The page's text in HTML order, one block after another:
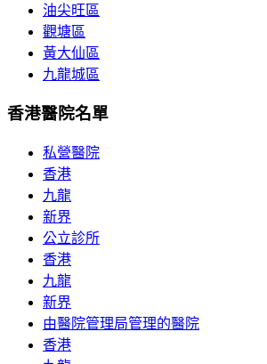
油尖旺區
觀塘區
黃大仙區
九龍城區
香港醫院名單
私營醫院
香港
九龍
新界
公立診所
香港
九龍
新界
由醫院管理局管理的醫院
香港